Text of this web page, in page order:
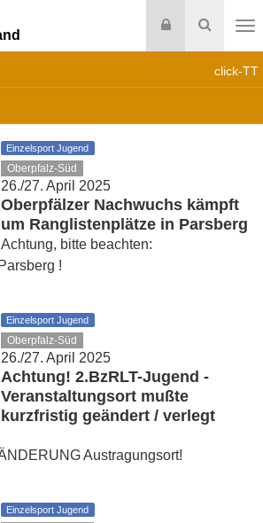
Suche
Login
click-TT
Einzelsport Jugend
Oberpfalz-Süd
26./27. April 2025
Oberpfälzer Nachwuchs kämpft
um Ranglistenplätze in Parsberg
Achtung, bitte beachten:
!
Einzelsport Jugend
Oberpfalz-Süd
26./27. April 2025
Achtung! 2.BzRLT-Jugend -
Veranstaltungsort mußte
kurzfristig geändert / verlegt
Austragungsort!
Einzelsport Jugend